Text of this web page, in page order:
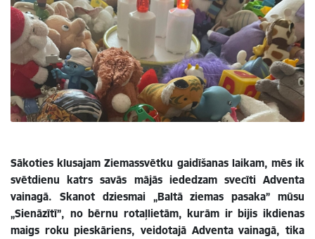
Sākoties klusajam Ziemassvētku gaidīšanas laikam, mēs ik
svētdienu katrs savās mājās iededzam svecīti Adventa
vainagā. Skanot dziesmai „Baltā ziemas pasaka” mūsu
„Sienāzītī”, no bērnu rotaļlietām, kurām ir bijis ikdienas
maigs roku pieskāriens, veidotajā Adventa vainagā, tika